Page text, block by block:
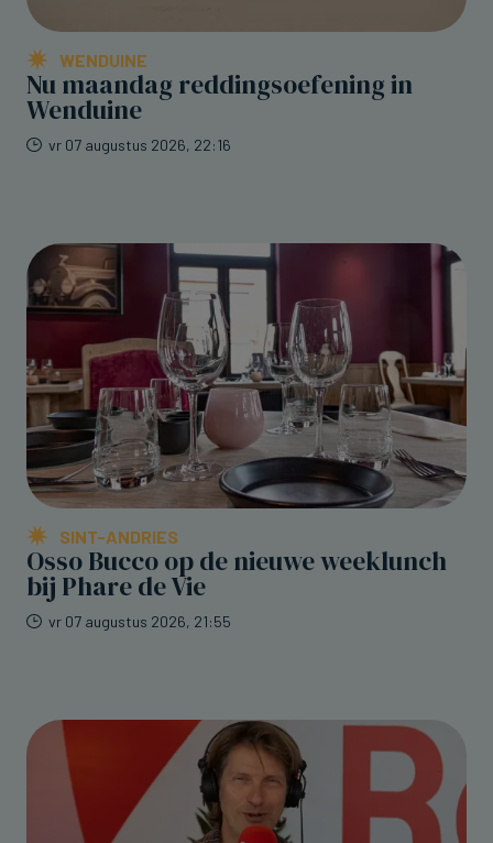
WENDUINE
Nu maandag reddingsoefening in
Wenduine
vr 07 augustus 2026, 22:16
SINT-ANDRIES
Osso Bucco op de nieuwe weeklunch
bij Phare de Vie
vr 07 augustus 2026, 21:55